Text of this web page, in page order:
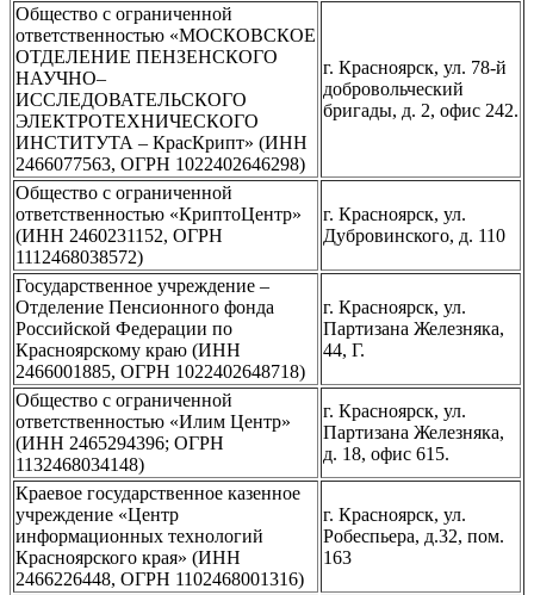
Общество с ограниченной
ответственностью «МОСКОВСКОЕ
ОТДЕЛЕНИЕ ПЕНЗЕНСКОГО
НАУЧНО–
ИССЛЕДОВАТЕЛЬСКОГО
ЭЛЕКТРОТЕХНИЧЕСКОГО
ИНСТИТУТА – КрасКрипт» (ИНН
2466077563, ОГРН 1022402646298)
г. Красноярск, ул. 78-й
добровольческий
бригады, д. 2, офис 242.
Общество с ограниченной
ответственностью «КриптоЦентр»
(ИНН 2460231152, ОГРН
1112468038572)
г. Красноярск, ул.
Дубровинского, д. 110
Государственное учреждение –
Отделение Пенсионного фонда
Российской Федерации по
Красноярскому краю (ИНН
2466001885, ОГРН 1022402648718)
г. Красноярск, ул.
Партизана Железняка,
44, Г.
Общество с ограниченной
ответственностью «Илим Центр»
(ИНН 2465294396; ОГРН
1132468034148)
г. Красноярск, ул.
Партизана Железняка,
д. 18, офис 615.
Краевое государственное казенное
учреждение «Центр
информационных технологий
Красноярского края» (ИНН
2466226448, ОГРН 1102468001316)
г. Красноярск, ул.
Робеспьера, д.32, пом.
163